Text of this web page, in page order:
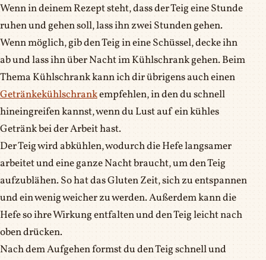
Wenn in deinem Rezept steht, dass der Teig eine Stunde
ruhen und gehen soll, lass ihn zwei Stunden gehen.
Wenn möglich, gib den Teig in eine Schüssel, decke ihn
ab und lass ihn über Nacht im Kühlschrank gehen. Beim
Thema Kühlschrank kann ich dir übrigens auch einen
Getränkekühlschrankempfehlen, in den du schnell
hineingreifen kannst, wenn du Lust auf ein kühles
Getränk bei der Arbeit hast.
Der Teig wird abkühlen, wodurch die Hefe langsamer
arbeitet und eine ganze Nacht braucht, um den Teig
aufzublähen. So hat das Gluten Zeit, sich zu entspannen
und ein wenig weicher zu werden. Außerdem kann die
Hefe so ihre Wirkung entfalten und den Teig leicht nach
oben drücken.
Nach dem Aufgehen formst du den Teig schnell und